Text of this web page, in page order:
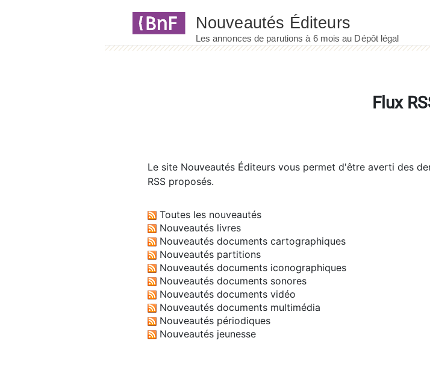
Flux
Le site Nouveautés Éditeurs vous permet d'être averti des
RSS proposés.
Toutes les nouveautés
Nouveautés livres
Nouveautés documents cartographiques
Nouveautés partitions
Nouveautés documents iconographiques
Nouveautés documents sonores
Nouveautés documents vidéo
Nouveautés documents multimédia
Nouveautés périodiques
Nouveautés jeunesse